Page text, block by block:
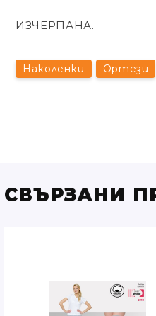
ИЗЧЕРПАНА.
Наколенки Ортези
СВЪРЗАНИ